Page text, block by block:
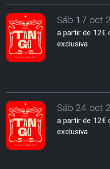
Sáb 17 oct
a partir de 12€
exclusiva
Sáb 24 oct
a partir de 12€
exclusiva